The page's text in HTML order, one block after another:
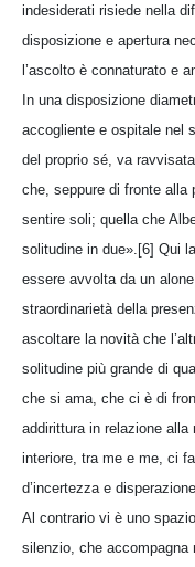
indesiderati risiede nella
disposizione e apertura
l’ascolto è connaturato e
In una disposizione
accogliente e ospitale nel
del proprio sé, va
che, seppure di fronte alla
sentire soli; quella che
solitudine in due».[6] Qui
essere avvolta da un
straordinarietà della
ascoltare la novità che
solitudine più grande di
che si ama, che ci è di
addirittura in relazione alla
interiore, tra me e me, ci
d’incertezza e disperazione.
Al contrario vi è uno
silenzio, che accompagna